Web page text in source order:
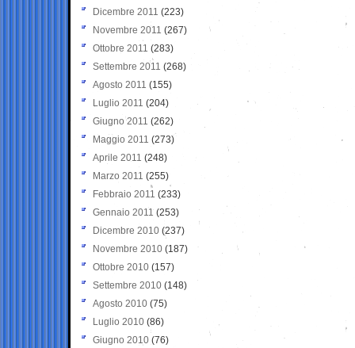
Dicembre 2011 (223)
Novembre 2011 (267)
Ottobre 2011 (283)
Settembre 2011 (268)
Agosto 2011 (155)
Luglio 2011 (204)
Giugno 2011 (262)
Maggio 2011 (273)
Aprile 2011 (248)
Marzo 2011 (255)
Febbraio 2011 (233)
Gennaio 2011 (253)
Dicembre 2010 (237)
Novembre 2010 (187)
Ottobre 2010 (157)
Settembre 2010 (148)
Agosto 2010 (75)
Luglio 2010 (86)
Giugno 2010 (76)